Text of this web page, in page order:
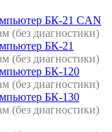
БК-21 CAN
(без диагностики)
БК-21
(без диагностики)
БК-120
(без диагностики)
БК-130
(без диагностики)